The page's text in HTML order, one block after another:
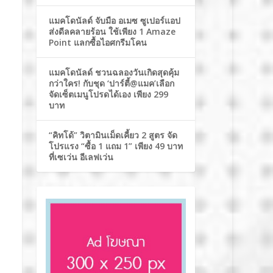
แมคโดนัลด์ จับมือ อเมซ ซูเปอร์แอป
ส่งดีลคลายร้อน ใช้เพียง 1 Amaze
Point แลกซื้อไอศกรีมโคน
แมคโดนัลด์ ชวนฉลองวันเกิดสุดคุ้ม
กว่าใคร! กับชุด ‘ปาร์ตี้@แมค’เลือก
จัดเซ็ตเมนูโปรดได้เอง เพียง 299
บาท
“คิทโด้” วิตามินเม็ดเคี้ยว 2 สูตร จัด
โปรแรง “ซื้อ 1 แถม 1” เพียง 49 บาท
ที่เซเว่น อีเลฟเว่น